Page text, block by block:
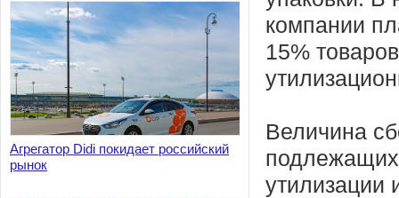
Агрегатор Didi покидает российский
рынок
компании
15%
Величина
подлежащих
утилизации